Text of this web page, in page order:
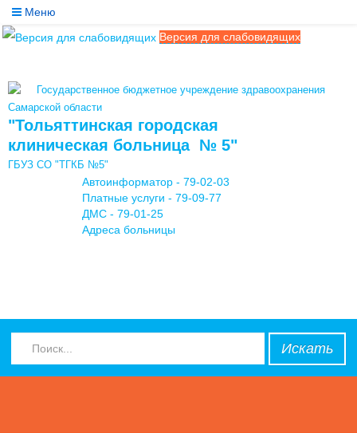
Версия для слабовидящих
Меню
Службы
Обратная связь
Мы в соцсетях
Государственное бюджетное учреждение здравоохранения
Самарской области
"Тольяттинская городская
клиническая больница № 5"
ГБУЗ СО "ТГКБ №5"
Автоинформатор - 79-02-03
Платные услуги - 79-09-77
ДМС - 79-01-25
Адреса больницы
Искать